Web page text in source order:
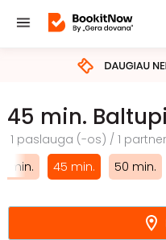
45 min.
1 paslauga (-os) / 1
min.
45 min. 50 min.